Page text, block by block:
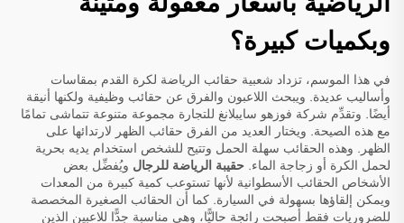
وبكميات كبيرة؟
في هذا الموسم، تزداد شعبية حقائب الرياضة لكرة القدم بمقاسات
وأساليب عديدة. ويبحث اللاعبون والفرق عن حقائب وظيفية ولكنها أنيقة
أيضًا. وتقدِّم شركة فوزهو سايبلانغ للتجارة مجموعة متنوعة تتماشى تمامًا
مع هذه الصيحة. ويختار العديد من الفرق حقائب الظهر لارتدائها على
الظهر. وهذه الحقائب سهلة الحمل وتتيح للشخص استخدام يديه بحرية
لحمل الكرة أو زجاجة الماء. حقيبة الرياضة للرجال ويُفضِّل بعض
الأشخاص الحقائب الأسطوانية لأنها تستوعب كمية كبيرة من المعدات
ويمكن إلقاؤها بسهولة في السيارة. كما أن الحقائب الصغيرة المخصصة
للضروريات فقط أصبحت رائجة حاليًّا، وهي مناسبة جدًّا للاعبين الذين